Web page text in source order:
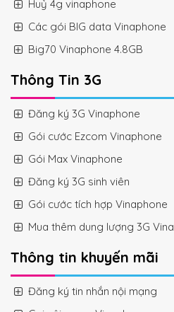
Huỷ 4g vinaphone
Các gói BIG data Vinaphone
Big70 Vinaphone 4.8GB
Thông Tin 3G
Đăng ký 3G Vinaphone
Gói cước Ezcom Vinaphone
Gói Max Vinaphone
Đăng ký 3G sinh viên
Gói cước tích hợp Vinaphone
Mua thêm dung lượng 3G Vina
Thông tin khuyến mãi
Đăng ký tin nhắn nội mạng